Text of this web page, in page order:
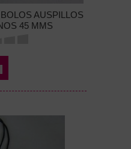
AUSPILLOS
45 MMS